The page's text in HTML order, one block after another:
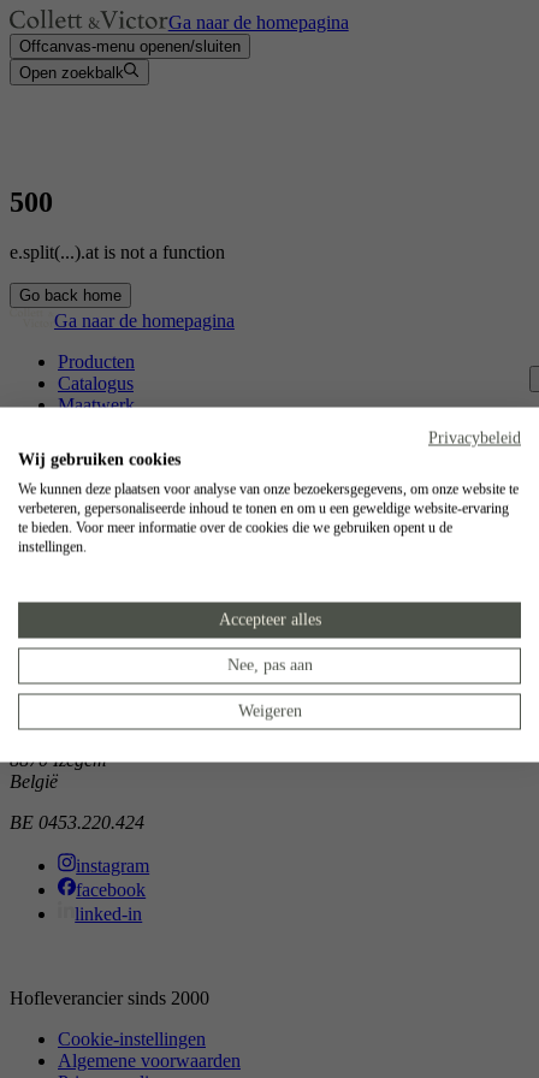
Ga naar de homepagina
Offcanvas-menu openen/sluiten
Open zoekbalk
500
e.split(...).at is not a function
Go back home
Ga naar de homepagina
Producten
Catalogus
Maatwerk
Vakmanschap
Jobs
Collett & Victor
8500 Kortrijk
België
Atelier
8870 Izegem
België
BE 0453.220.424
instagram
facebook
linked-in
Hofleverancier sinds 2000
Cookie-instellingen
Algemene voorwaarden
Privacybeleid
Wij gebruiken cookies
We kunnen deze plaatsen voor analyse van onze bezoekersgegevens, om onze website te
verbeteren, gepersonaliseerde inhoud te tonen en om u een geweldige website-ervaring
te bieden. Voor meer informatie over de cookies die we gebruiken opent u de
instellingen.
Accepteer alles
Nee, pas aan
Weigeren